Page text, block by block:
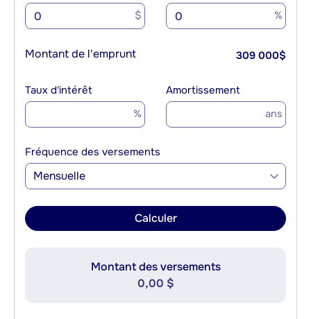
$ %
Montant de l'emprunt 309 000$
Taux d'intérêt
%
Amortissement
ans
Fréquence des versements
Mensuelle
Calculer
Montant des versements
0,00 $